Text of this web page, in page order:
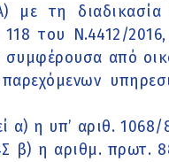
με τη διαδικασία
του Ν.4412/
συμφέρουσα από
α) η υπ’ αριθ.
β) η αριθμ. πρωτ.